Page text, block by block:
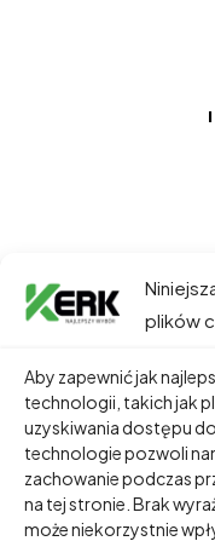
plików
Aby zapewnić jak
technologii, takich jak
uzyskiwania dostępu
technologie pozwoli
zachowanie podczas
na tej stronie. Brak
może niekorzystnie